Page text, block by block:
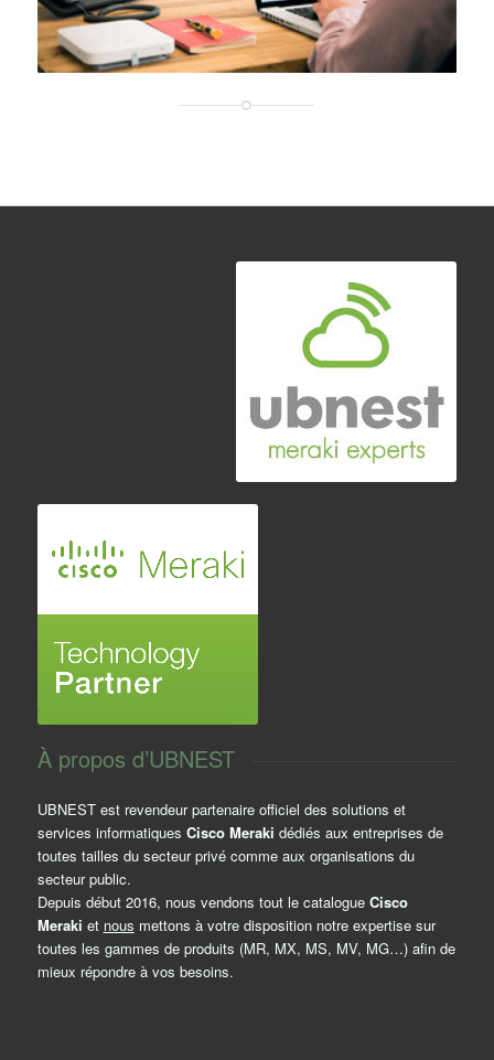
À propos d’UBNEST
UBNEST est revendeur partenaire officiel des solutions et
services informatiques Cisco Meraki dédiés aux entreprises de
toutes tailles du secteur privé comme aux organisations du
secteur public.
Depuis début 2016, nous vendons tout le catalogue Cisco
Meraki et nous mettons à votre disposition notre expertise sur
toutes les gammes de produits (MR, MX, MS, MV, MG…) afin de
mieux répondre à vos besoins.